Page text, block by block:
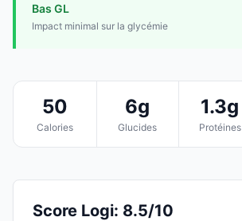
Bas GL
Impact minimal sur la glycémie
50
Calories
6g
Glucides
1.3g
Protéines
Score Logi: 8.5/10